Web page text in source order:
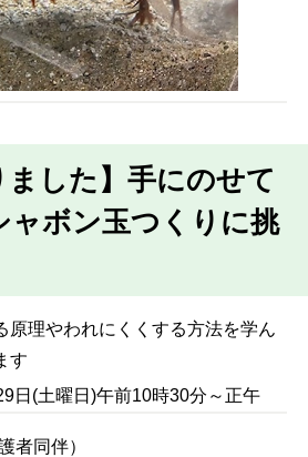
ました】手にのせて
ャボン玉つくりに挑
理やわれにくくする方法を学ん
す
日(土曜日)午前10時30分～正午
者同伴）